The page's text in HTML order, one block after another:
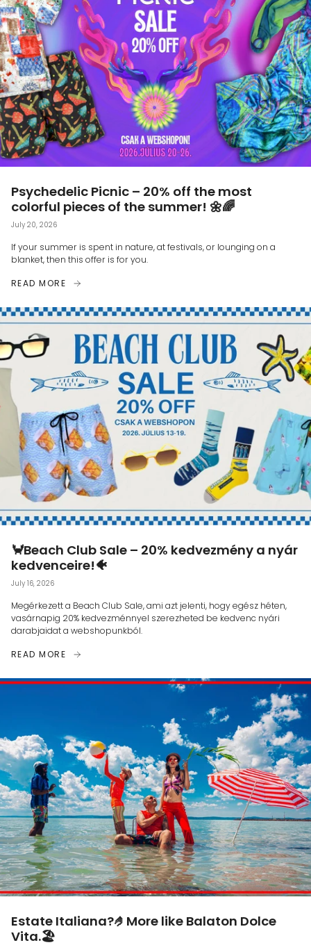
Psychedelic Picnic – 20% off the most
colorful pieces of the summer! 🌼🌈
July 20, 2026
If your summer is spent in nature, at festivals, or lounging on a
blanket, then this offer is for you.
READ MORE
🦀Beach Club Sale – 20% kedvezmény a nyár
kedvenceire!🐠
July 16, 2026
Megérkezett a Beach Club Sale, ami azt jelenti, hogy egész héten,
vasárnapig 20% kedvezménnyel szerezheted be kedvenc nyári
darabjaidat a webshopunkból.
READ MORE
Estate Italiana?🤌More like Balaton Dolce
Vita.🏖